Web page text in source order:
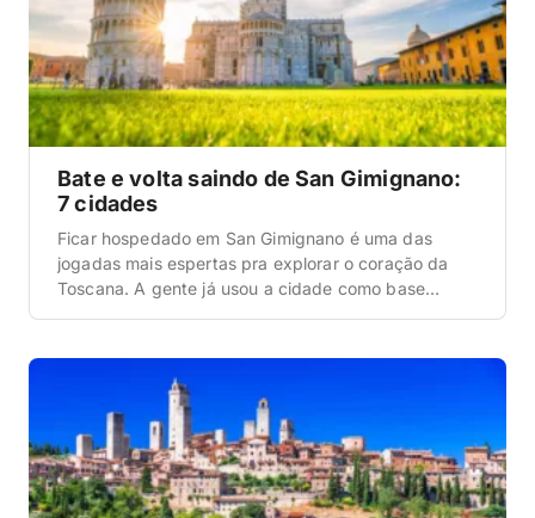
Bate e volta saindo de San Gimignano:
7 cidades
Ficar hospedado em San Gimignano é uma das
jogadas mais espertas pra explorar o coração da
Toscana. A gente já usou a cidade como base
rodando por vilarejos, vinícolas e cidades históricas
que ficam a menos de 1h15 dali. […]